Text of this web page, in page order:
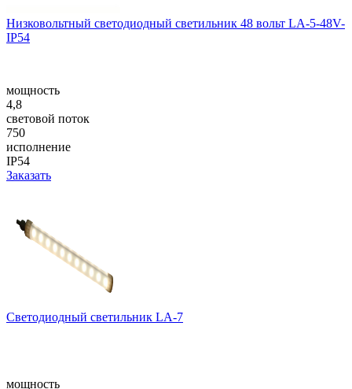
Низковольтный светодиодный светильник 48 вольт LA-5-48V-
IP54
мощность
4,8
световой поток
750
исполнение
IP54
Заказать
Светодиодный светильник LA-7
мощность